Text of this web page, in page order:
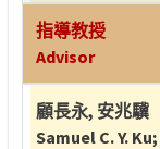
指導教授
Advisor
顧長永, 安兆驥
Samuel C. Y. Ku;